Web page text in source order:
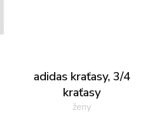
adidas kraťasy, 3/4
kraťasy
ženy